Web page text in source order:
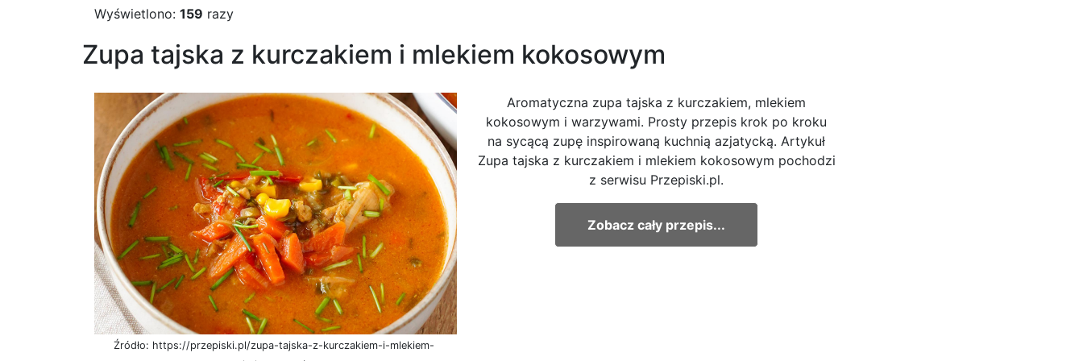
Wyświetlono: 159 razy
Zupa tajska z kurczakiem i mlekiem kokosowym
Źródło: https://przepiski.pl/zupa-tajska-z-kurczakiem-i-mlekiem-
Aromatyczna zupa tajska z kurczakiem, mlekiem
kokosowym i warzywami. Prosty przepis krok po kroku
na sycącą zupę inspirowaną kuchnią azjatycką. Artykuł
Zupa tajska z kurczakiem i mlekiem kokosowym pochodzi
z serwisu Przepiski.pl.
Zobacz cały przepis...